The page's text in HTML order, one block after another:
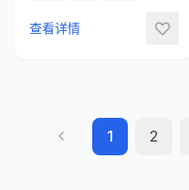
查看详情
1 2